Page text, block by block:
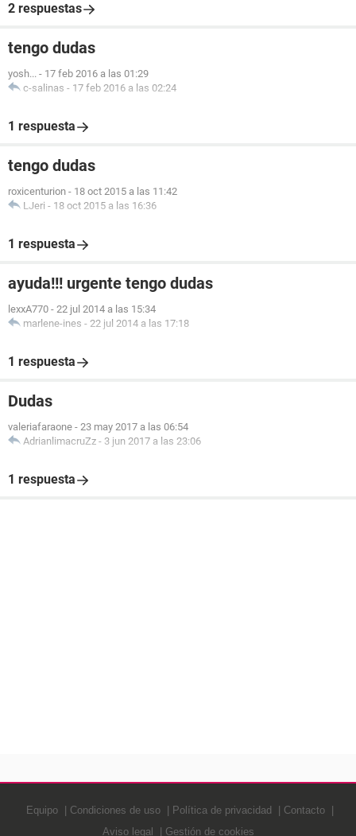
2 respuestas
tengo dudas
yosh... - 17 feb 2016 a las 01:29
c-salinas - 17 feb 2016 a las 02:24
1 respuesta
tengo dudas
roxicenturion - 18 oct 2015 a las 11:42
LJeri - 18 oct 2015 a las 16:36
1 respuesta
ayuda!!! urgente tengo dudas
lexxA770 - 22 jul 2014 a las 15:34
marlene-ines - 22 jul 2014 a las 17:18
1 respuesta
Dudas
valeriafaraone - 23 may 2017 a las 06:54
AdrianlimacruZz - 3 jun 2017 a las 23:06
1 respuesta
Equipo Condiciones de uso Política de privacidad
Contacto
Aviso legal
Gestión de cookies